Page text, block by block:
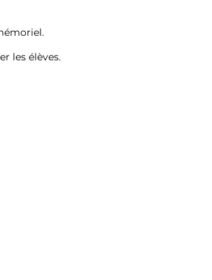
les élèves.